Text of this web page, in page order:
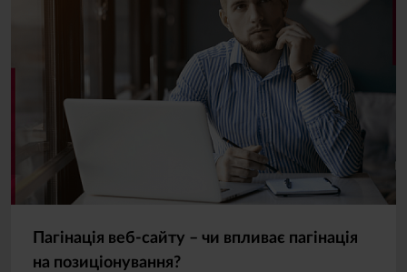
Пагінація веб-сайту – чи впливає пагінація
на позиціонування?